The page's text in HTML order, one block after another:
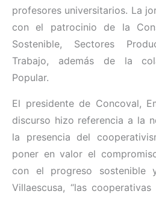
profesores universitarios. La
con el patrocinio de la
Sostenible, Sectores
Trabajo, además de la
Popular.
El presidente de Concoval,
discurso hizo referencia a la
la presencia del
poner en valor el
con el progreso sostenible
Villaescusa, “las